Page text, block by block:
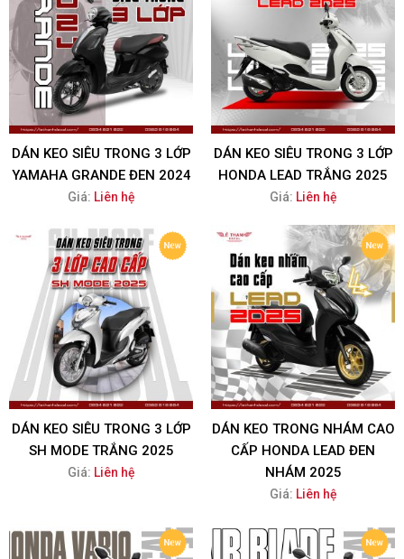
DÁN KEO SIÊU TRONG 3 LỚP
YAMAHA GRANDE ĐEN 2024
Giá: Liên hệ
DÁN KEO SIÊU TRONG 3 LỚP
HONDA LEAD TRẮNG 2025
Giá: Liên hệ
DÁN KEO SIÊU TRONG 3 LỚP
SH MODE TRẮNG 2025
Giá: Liên hệ
DÁN KEO TRONG NHÁM CAO
CẤP HONDA LEAD ĐEN
NHÁM 2025
Giá: Liên hệ